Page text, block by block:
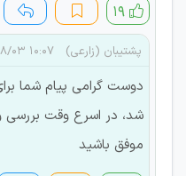
۱۹
پشتیبان (زارعی) ۱۰:۰۷ ۱۴۰۲/۰۸/۰۳
دوست گرامی پیام شما
شد، در اسرع وقت بررسی
موفق باشید